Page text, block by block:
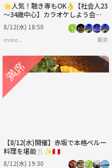
🌟人気！聴き専もOK👌【社会人23
～34歳中心】カラオケしよう会🎤
【初めまして大歓迎🔰】
8/12(水) 18:50
more... 東京
【8/12(水)開催】赤坂で本格ペルー
料理を堪能🍴✨🇵🇪
8/12(水) 19:30